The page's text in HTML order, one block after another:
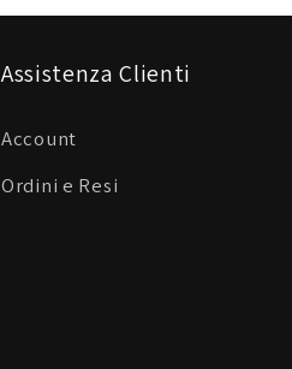
Assistenza Clienti
Account
Ordini e Resi